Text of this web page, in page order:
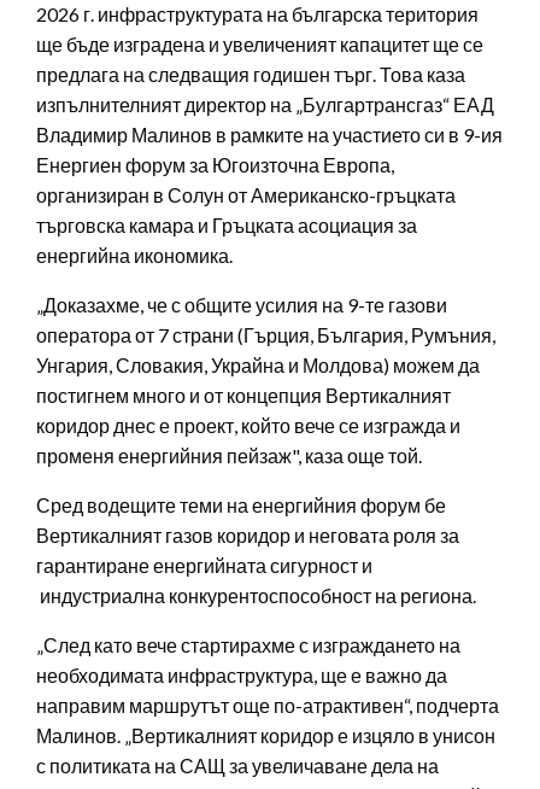
2026 г. инфраструктурата на българска територия
ще бъде изградена и увеличеният капацитет ще се
предлага на следващия годишен търг. Това каза
изпълнителният директор на „Булгартрансгаз“ ЕАД
Владимир Малинов в рамките на участието си в 9-ия
Енергиен форум за Югоизточна Европа,
организиран в Солун от Американско-гръцката
търговска камара и Гръцката асоциация за
енергийна икономика.
„Доказахме, че с общите усилия на 9-те газови
оператора от 7 страни (Гърция, България, Румъния,
Унгария, Словакия, Украйна и Молдова) можем да
постигнем много и от концепция Вертикалният
коридор днес е проект, който вече се изгражда и
променя енергийния пейзаж", каза още той.
Сред водещите теми на енергийния форум бе
Вертикалният газов коридор и неговата роля за
гарантиране енергийната сигурност и
индустриална конкурентоспособност на региона.
„След като вече стартирахме с изграждането на
необходимата инфраструктура, ще е важно да
направим маршрутът още по-атрактивен“, подчерта
Малинов. „Вертикалният коридор е изцяло в унисон
с политиката на САЩ за увеличаване дела на